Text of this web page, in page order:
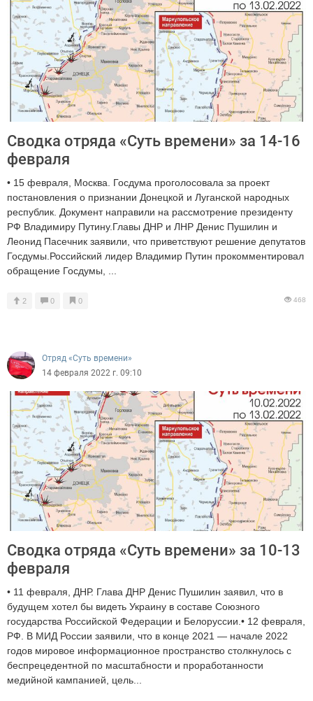
Сводка отряда «Суть времени» за 14-16
февраля
• 15 февраля, Москва. Госдума проголосовала за проект
постановления о признании Донецкой и Луганской народных
республик. Документ направили на рассмотрение президенту
РФ Владимиру Путину.Главы ДНР и ЛНР Денис Пушилин и
Леонид Пасечник заявили, что приветствуют решение депутатов
Госдумы.Российский лидер Владимир Путин прокомментировал
обращение Госдумы, ...
2 0 0 468
Отряд «Суть времени»
14 февраля 2022 г. 09:10
Сводка отряда «Суть времени» за 10-13
февраля
• 11 февраля, ДНР. Глава ДНР Денис Пушилин заявил, что в
будущем хотел бы видеть Украину в составе Союзного
государства Российской Федерации и Белоруссии.• 12 февраля,
РФ. В МИД России заявили, что в конце 2021 — начале 2022
годов мировое информационное пространство столкнулось с
беспрецедентной по масштабности и проработанности
медийной кампанией, цель...